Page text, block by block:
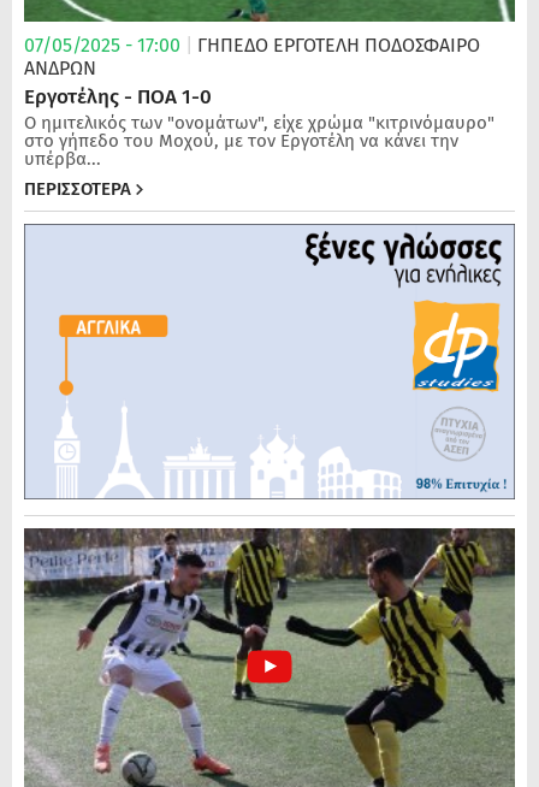
07/05/2025 - 17:00 ΓΗΠΕΔΟ ΕΡΓΟΤΕΛΗ ΠΟΔΌΣΦΑΙΡΟ
ΑΝΔΡΏΝ
Εργοτέλης - ΠΟΑ 1-0
O ημιτελικός των "ονομάτων", είχε χρώμα "κιτρινόμαυρο"
στο γήπεδο του Μοχού, με τον Εργοτέλη να κάνει την
υπέρβα...
ΠΕΡΙΣΣΟΤΕΡΑ